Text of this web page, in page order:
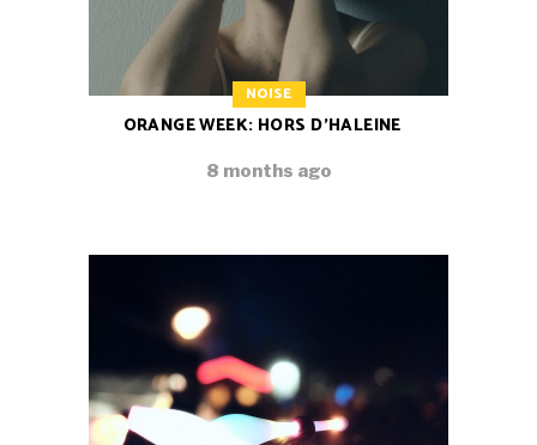
NOISE
ORANGE WEEK: HORS D’HALEINE
8 months ago